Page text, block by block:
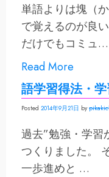
単語よりは塊（
で覚えるのが良
だけでもコミュ…
Read More
語学習得法・
Posted 2014年9月21日 by
過去”勉強・学習
つくりました。
一歩進めと …